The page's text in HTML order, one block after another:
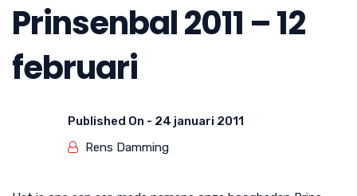
Prinsenbal 2011 – 12
februari
Published On - 24 januari 2011
Rens Damming